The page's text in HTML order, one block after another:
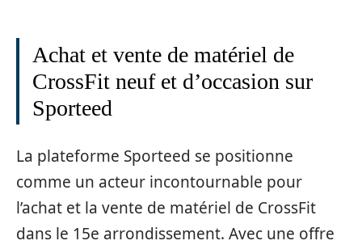
Achat et vente de matériel de
CrossFit neuf et d’occasion sur
Sporteed
La plateforme Sporteed se positionne
comme un acteur incontournable pour
l’achat et la vente de matériel de CrossFit
dans le 15e arrondissement. Avec une offre